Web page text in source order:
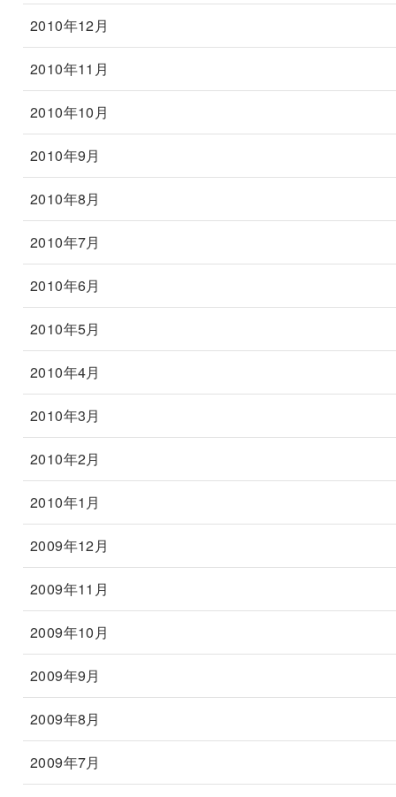
2010年12月
2010年11月
2010年10月
2010年9月
2010年8月
2010年7月
2010年6月
2010年5月
2010年4月
2010年3月
2010年2月
2010年1月
2009年12月
2009年11月
2009年10月
2009年9月
2009年8月
2009年7月